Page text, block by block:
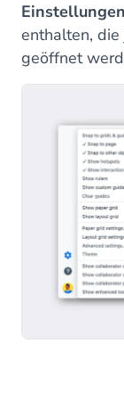
Einstellungen
enthalten,
geöffnet